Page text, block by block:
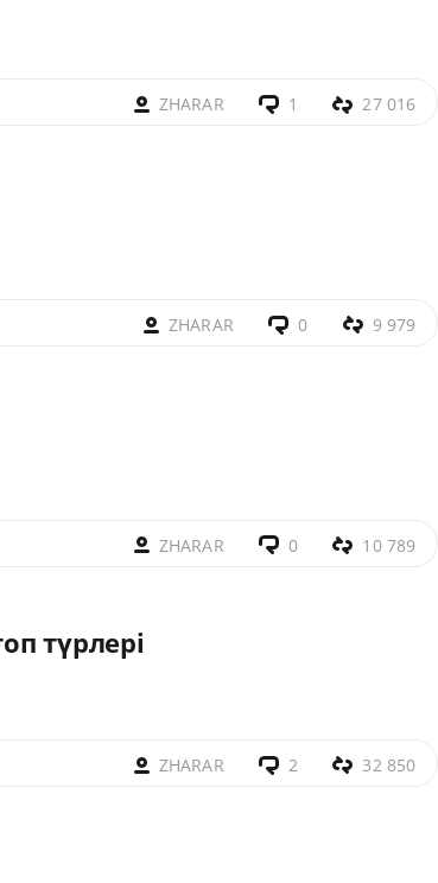
ZHARAR 1 27 016
ZHARAR 0 9 979
ZHARAR 0 10 789
түрлері
ZHARAR 2 32 850